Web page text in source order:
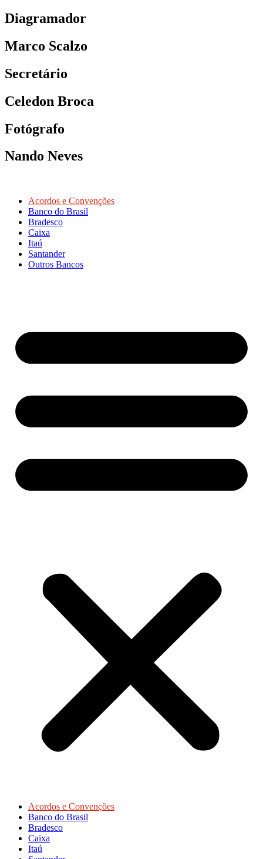
Diagramador
Marco Scalzo
Secretário
Celedon Broca
Fotógrafo
Nando Neves
Acordos e Convenções
Banco do Brasil
Bradesco
Caixa
Itaú
Santander
Outros Bancos
Acordos e Convenções
Banco do Brasil
Bradesco
Caixa
Itaú